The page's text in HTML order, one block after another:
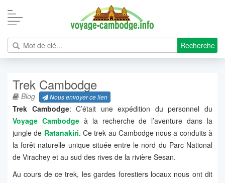
Recherche
Trek Cambodge
Blog Nous envoyer ce lien
Trek Cambodge: C’était une expédition du personnel du
Voyage Cambodgeà la recherche de l’aventure dans la
jungle de Ratanakiri. Ce trek au Cambodge nous a conduits à
la forêt naturelle unique située entre le nord du Parc National
de Virachey et au sud des rives de la rivière Sesan.
Au cours de ce trek, les gardes forestiers locaux nous ont dit